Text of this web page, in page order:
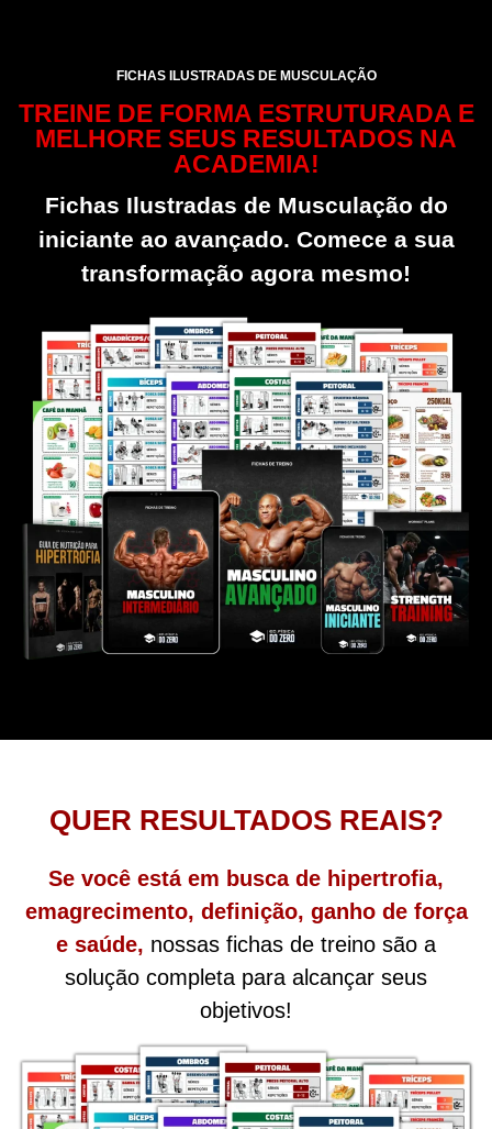
FICHAS ILUSTRADAS DE MUSCULAÇÃO
TREINE DE FORMA ESTRUTURADA E
MELHORE SEUS RESULTADOS NA
ACADEMIA!
Fichas Ilustradas de Musculação do
iniciante ao avançado. Comece a sua
transformação agora mesmo!
QUER RESULTADOS REAIS?
Se você está em busca de hipertrofia,
emagrecimento, definição, ganho de força
e saúde, nossas fichas de treino são a
solução completa para alcançar seus
objetivos!